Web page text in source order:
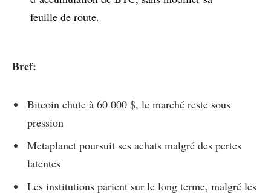
feuille de route.
Bref:
Bitcoin chute à 60 000 $, le marché reste sous
pression
Metaplanet poursuit ses achats malgré des pertes
latentes
Les institutions parient sur le long terme, malgré les